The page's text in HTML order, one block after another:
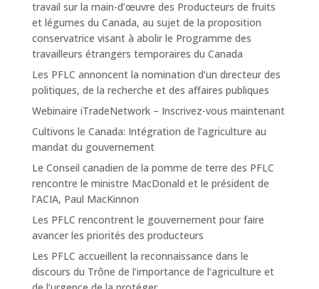
travail sur la main-d’œuvre des Producteurs de fruits
et légumes du Canada, au sujet de la proposition
conservatrice visant à abolir le Programme des
travailleurs étrangers temporaires du Canada
Les PFLC annoncent la nomination d’un directeur des
politiques, de la recherche et des affaires publiques
Webinaire iTradeNetwork – Inscrivez-vous maintenant
Cultivons le Canada: Intégration de l’agriculture au
mandat du gouvernement
Le Conseil canadien de la pomme de terre des PFLC
rencontre le ministre MacDonald et le président de
l’ACIA, Paul MacKinnon
Les PFLC rencontrent le gouvernement pour faire
avancer les priorités des producteurs
Les PFLC accueillent la reconnaissance dans le
discours du Trône de l’importance de l’agriculture et